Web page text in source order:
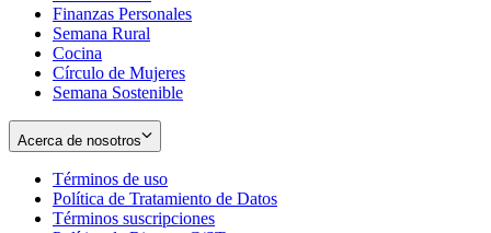
Finanzas Personales
Semana Rural
Cocina
Círculo de Mujeres
Semana Sostenible
Acerca de nosotros
Términos de uso
in
new
Política de Tratamiento de Datos
Términos suscripciones